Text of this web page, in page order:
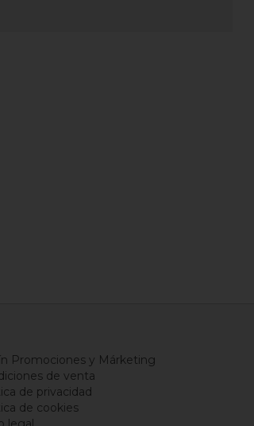
Promociones y Márketing
de venta
de privacidad
de cookies